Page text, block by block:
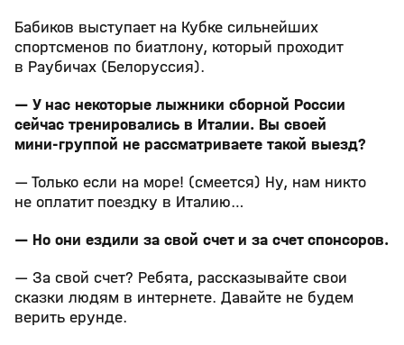
Бабиков выступает на Кубке сильнейших
спортсменов по биатлону, который проходит
в Раубичах (Белоруссия).
— У нас некоторые лыжники сборной России
сейчас тренировались в Италии. Вы своей
мини‑группой не рассматриваете такой выезд?
— Только если на море! (смеется) Ну, нам никто
не оплатит поездку в Италию…
— Но они ездили за свой счет и за счет спонсоров.
— За свой счет? Ребята, рассказывайте свои
сказки людям в интернете. Давайте не будем
верить ерунде.